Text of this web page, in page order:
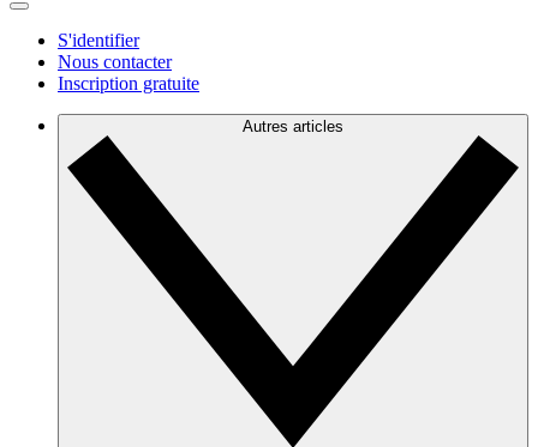
S'identifier
Nous contacter
Inscription gratuite
Autres articles